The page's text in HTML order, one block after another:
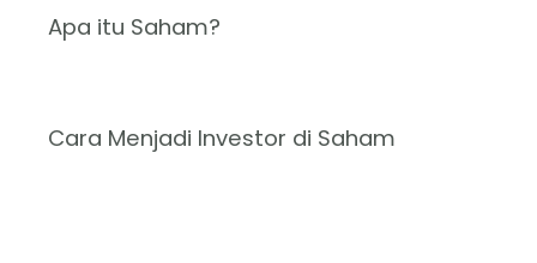
Apa itu Saham?
Cara Menjadi Investor di Saham